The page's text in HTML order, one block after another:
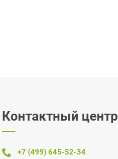
Контактный центр
+7 (499) 645-52-34